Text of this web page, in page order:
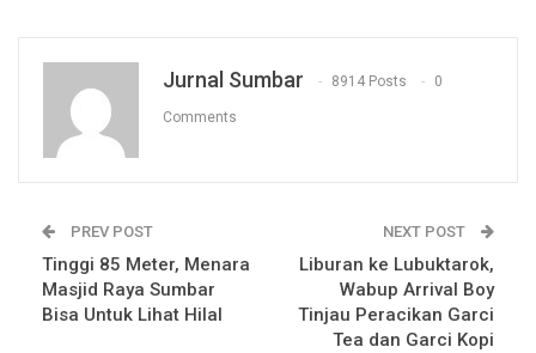
Jurnal Sumbar 8914 Posts 0
Comments
PREV POST
Tinggi 85 Meter, Menara
Masjid Raya Sumbar
Bisa Untuk Lihat Hilal
NEXT POST
Liburan ke Lubuktarok,
Wabup Arrival Boy
Tinjau Peracikan Garci
Tea dan Garci Kopi